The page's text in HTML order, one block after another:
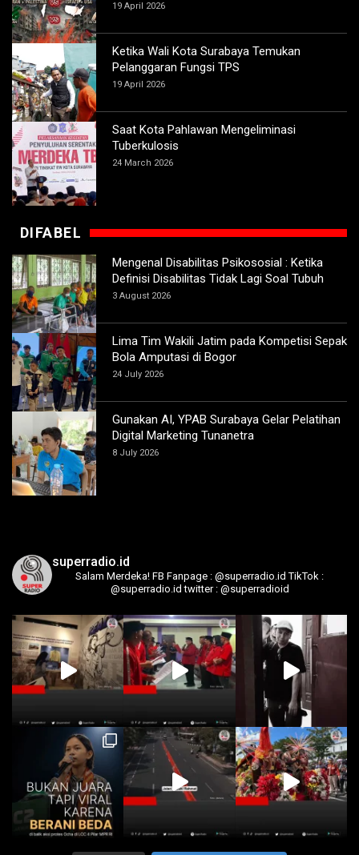
19 April 2026
Ketika Wali Kota Surabaya Temukan
Pelanggaran Fungsi TPS
19 April 2026
Saat Kota Pahlawan Mengeliminasi
Tuberkulosis
24 March 2026
DIFABEL
Mengenal Disabilitas Psikososial : Ketika
Definisi Disabilitas Tidak Lagi Soal Tubuh
3 August 2026
Lima Tim Wakili Jatim pada Kompetisi Sepak
Bola Amputasi di Bogor
24 July 2026
Gunakan AI, YPAB Surabaya Gelar Pelatihan
Digital Marketing Tunanetra
8 July 2026
superradio.id
Salam Merdeka! FB Fanpage : @superradio.id TikTok :
@superradio.id twitter : @superradioid